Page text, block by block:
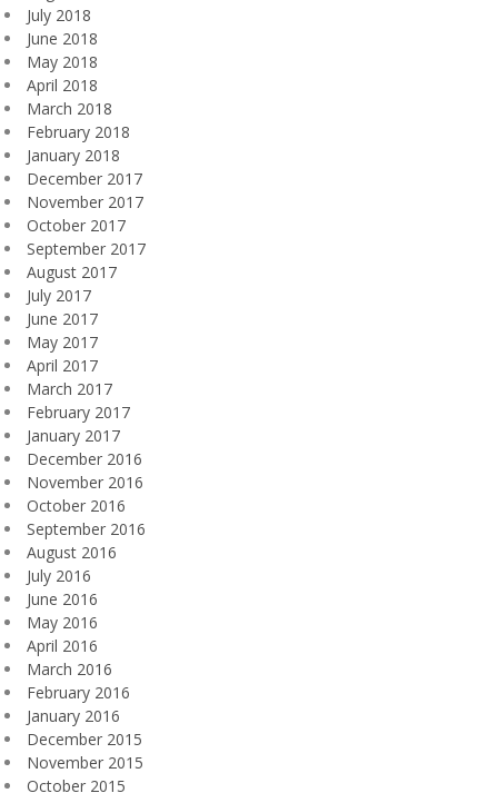
July 2018
June 2018
May 2018
April 2018
March 2018
February 2018
January 2018
December 2017
November 2017
October 2017
September 2017
August 2017
July 2017
June 2017
May 2017
April 2017
March 2017
February 2017
January 2017
December 2016
November 2016
October 2016
September 2016
August 2016
July 2016
June 2016
May 2016
April 2016
March 2016
February 2016
January 2016
December 2015
November 2015
October 2015